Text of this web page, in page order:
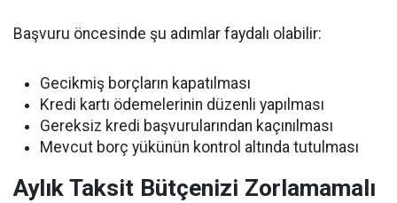
Başvuru öncesinde şu adımlar faydalı olabilir:
Gecikmiş borçların kapatılması
Kredi kartı ödemelerinin düzenli yapılması
Gereksiz kredi başvurularından kaçınılması
Mevcut borç yükünün kontrol altında tutulması
Aylık Taksit Bütçenizi Zorlamamalı